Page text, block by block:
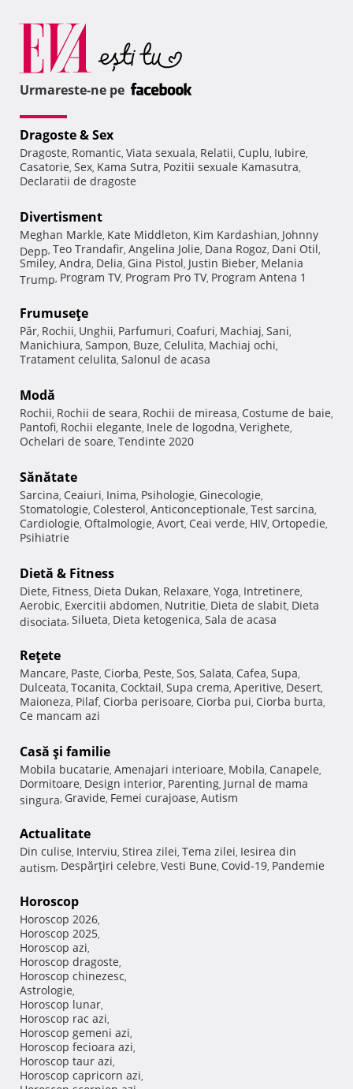
Urmareste-ne pe
Dragoste & Sex
Dragoste, Romantic, Viata sexuala, Relatii, Cuplu, Iubire,
Casatorie, Sex, Kama Sutra, Pozitii sexuale Kamasutra,
Declaratii de dragoste
Divertisment
Meghan Markle, Kate Middleton, Kim Kardashian, Johnny
Depp, Teo Trandafir, Angelina Jolie, Dana Rogoz, Dani Otil,
Smiley, Andra, Delia, Gina Pistol, Justin Bieber, Melania
Trump, Program TV, Program Pro TV, Program Antena 1
Frumuseţe
Păr, Rochii, Unghii, Parfumuri, Coafuri, Machiaj, Sani,
Manichiura, Sampon, Buze, Celulita, Machiaj ochi,
Tratament celulita, Salonul de acasa
Modă
Rochii, Rochii de seara, Rochii de mireasa, Costume de baie,
Pantofi, Rochii elegante, Inele de logodna, Verighete,
Ochelari de soare, Tendinte 2020
Sănătate
Sarcina, Ceaiuri, Inima, Psihologie, Ginecologie,
Stomatologie, Colesterol, Anticonceptionale, Test sarcina,
Cardiologie, Oftalmologie, Avort, Ceai verde, HIV, Ortopedie,
Psihiatrie
Dietă & Fitness
Diete, Fitness, Dieta Dukan, Relaxare, Yoga, Intretinere,
Aerobic, Exercitii abdomen, Nutritie, Dieta de slabit, Dieta
disociata, Silueta, Dieta ketogenica, Sala de acasa
Reţete
Mancare, Paste, Ciorba, Peste, Sos, Salata, Cafea, Supa,
Dulceata, Tocanita, Cocktail, Supa crema, Aperitive, Desert,
Maioneza, Pilaf, Ciorba perisoare, Ciorba pui, Ciorba burta,
Ce mancam azi
Casă şi familie
Mobila bucatarie, Amenajari interioare, Mobila, Canapele,
Dormitoare, Design interior, Parenting, Jurnal de mama
singura, Gravide, Femei curajoase, Autism
Actualitate
Din culise, Interviu, Stirea zilei, Tema zilei, Iesirea din
autism, Despărţiri celebre, Vesti Bune, Covid-19, Pandemie
Horoscop
Horoscop 2026,
Horoscop 2025,
Horoscop azi,
Horoscop dragoste,
Horoscop chinezesc,
Astrologie,
Horoscop lunar,
Horoscop rac azi,
Horoscop gemeni azi,
Horoscop fecioara azi,
Horoscop taur azi,
Horoscop capricorn azi,